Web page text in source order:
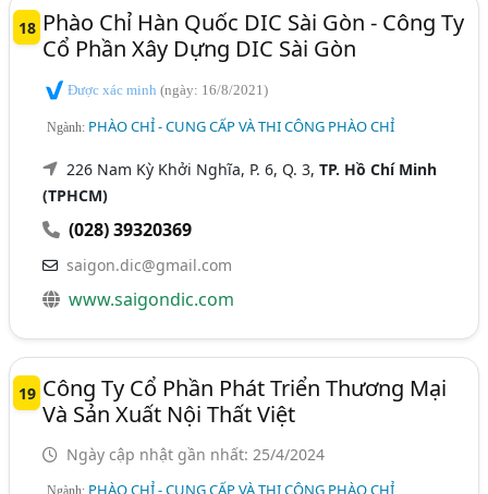
18 Phào Chỉ Hàn Quốc DIC Sài Gòn - Công Ty
Cổ Phần Xây Dựng DIC Sài Gòn
Được xác minh(ngày: 16/8/2021)
Ngành: PHÀO CHỈ - CUNG CẤP VÀ THI CÔNG PHÀO CHỈ
226 Nam Kỳ Khởi Nghĩa, P. 6, Q. 3,TP. Hồ Chí Minh
(TPHCM)
(028) 39320369
saigon.dic@gmail.com
www.saigondic.com
19 Công Ty Cổ Phần Phát Triển Thương Mại
Và Sản Xuất Nội Thất Việt
Ngày cập nhật gần nhất: 25/4/2024
Ngành: PHÀO CHỈ - CUNG CẤP VÀ THI CÔNG PHÀO CHỈ